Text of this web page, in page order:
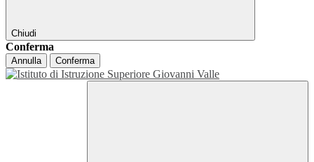
Chiudi
Conferma
Annulla Conferma